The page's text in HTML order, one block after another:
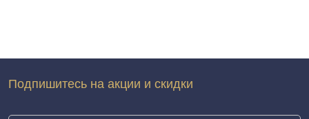
Подпишитесь на акции и скидки